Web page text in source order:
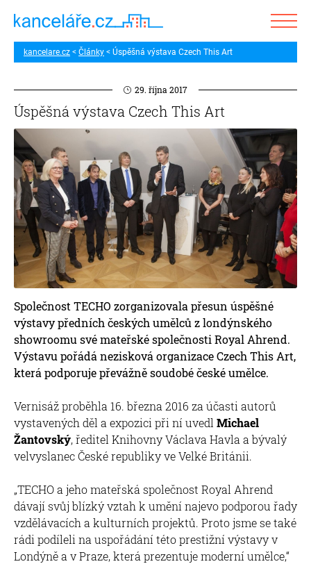
kancelare.cz Články Úspěšná výstava Czech This Art
29. října 2017
Úspěšná výstava Czech This Art
Společnost TECHO zorganizovala přesun úspěšné
výstavy předních českých umělců z londýnského
showroomu své mateřské společnosti Royal Ahrend.
Výstavu pořádá nezisková organizace Czech This Art,
která podporuje převážně soudobé české umělce.
Vernisáž proběhla 16. března 2016 za účasti autorů
vystavených děl a expozici při ní uvedl Michael
Žantovský, ředitel Knihovny Václava Havla a bývalý
velvyslanec České republiky ve Velké Británii.
„TECHO a jeho mateřská společnost Royal Ahrend
dávají svůj blízký vztah k umění najevo podporou řady
vzdělávacích a kulturních projektů. Proto jsme se také
rádi podíleli na uspořádání této prestižní výstavy v
Londýně a v Praze, která prezentuje moderní umělce,“